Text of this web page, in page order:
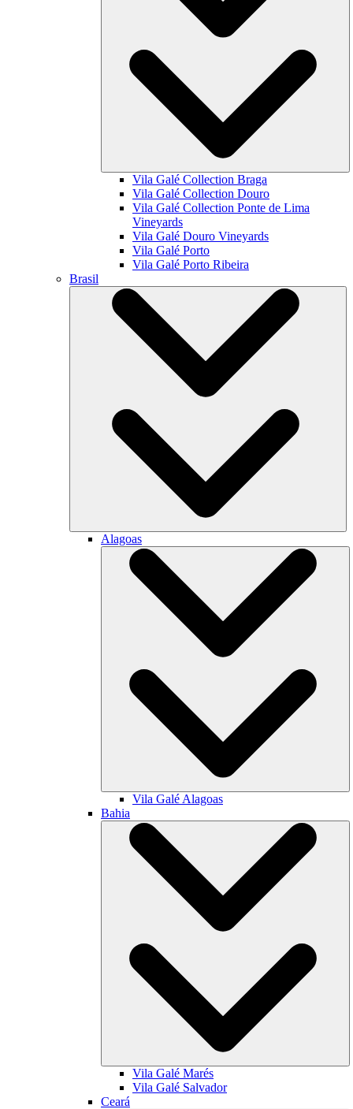
Vila Galé Collection Braga
Vila Galé Collection Douro
Vila Galé Collection Ponte de Lima
Vineyards
Vila Galé Douro Vineyards
Vila Galé Porto
Vila Galé Porto Ribeira
Brasil
Alagoas
Vila Galé Alagoas
Bahia
Vila Galé Marés
Vila Galé Salvador
Ceará